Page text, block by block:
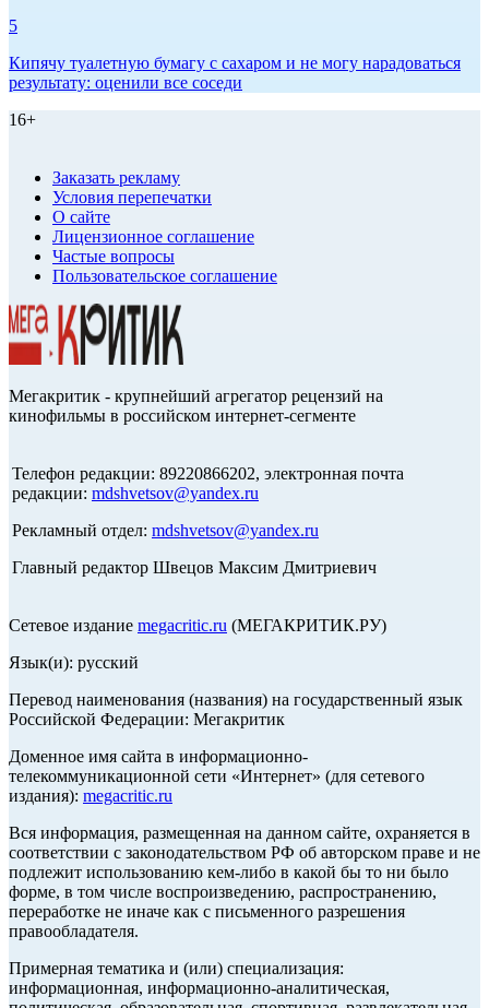
5
Кипячу туалетную бумагу с сахаром и не могу нарадоваться
результату: оценили все соседи
16+
Заказать рекламу
Условия перепечатки
О сайте
Лицензионное соглашение
Частые вопросы
Пользовательское соглашение
Мегакритик - крупнейший агрегатор рецензий на
кинофильмы в российском интернет-сегменте
Телефон редакции: 89220866202, электронная почта
редакции: mdshvetsov@yandex.ru
Рекламный отдел: mdshvetsov@yandex.ru
Главный редактор Швецов Максим Дмитриевич
Сетевое издание megacritic.ru (МЕГАКРИТИК.РУ)
Язык(и): русский
Перевод наименования (названия) на государственный язык
Российской Федерации: Мегакритик
Доменное имя сайта в информационно-
телекоммуникационной сети «Интернет» (для сетевого
издания): megacritic.ru
Вся информация, размещенная на данном сайте, охраняется в
соответствии с законодательством РФ об авторском праве и не
подлежит использованию кем-либо в какой бы то ни было
форме, в том числе воспроизведению, распространению,
переработке не иначе как с письменного разрешения
правообладателя.
Примерная тематика и (или) специализация:
информационная, информационно-аналитическая,